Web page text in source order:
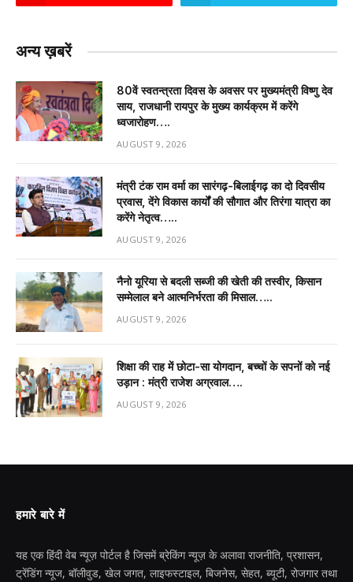
अन्य ख़बरें
80वें स्वतन्त्रता दिवस के अवसर पर मुख्यमंत्री विष्णु देव
साय, राजधानी रायपुर के मुख्य कार्यक्रम में करेंगे
ध्वजारोहण….
AUGUST 9, 2026
मंत्री टंक राम वर्मा का सारंगढ़-बिलाईगढ़ का दो दिवसीय
प्रवास, देंगे विकास कार्यों की सौगात और तिरंगा यात्रा का
करेंगे नेतृत्व…..
AUGUST 9, 2026
नैनो यूरिया से बदली सब्जी की खेती की तस्वीर, किसान
सम्मेलाल बने आत्मनिर्भरता की मिसाल…..
AUGUST 9, 2026
शिक्षा की राह में छोटा-सा योगदान, बच्चों के सपनों को नई
उड़ान : मंत्री राजेश अग्रवाल….
AUGUST 9, 2026
हमारे बारे में
यह एक हिंदी वेब न्यूज़ पोर्टल है जिसमें ब्रेकिंग न्यूज़ के अलावा राजनीति, प्रशासन,
ट्रेंडिंग न्यूज, बॉलीवुड, खेल जगत, लाइफस्टाइल, बिजनेस, सेहत, ब्यूटी, रोजगार तथा